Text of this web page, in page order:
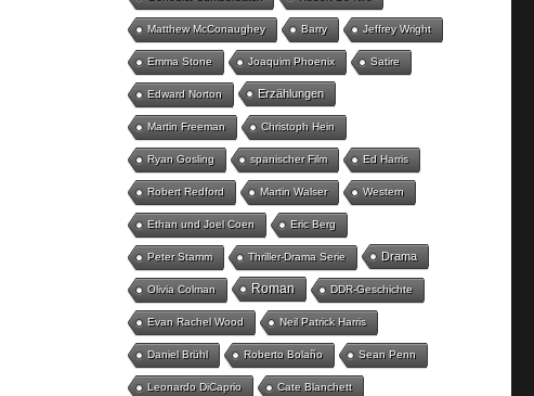
Matthew McConaughey Barry Jeffrey Wright
Emma Stone Joaquim Phoenix Satire
Edward Norton Erzählungen
Martin Freeman Christoph Hein
Ryan Gosling spanischer Film Ed Harris
Robert Redford Martin Walser Western
Ethan und Joel Coen Eric Berg
Peter Stamm Thriller-Drama Serie Drama
Olivia Colman Roman DDR-Geschichte
Evan Rachel Wood Neil Patrick Harris
Daniel Brühl Roberto Bolaño Sean Penn
Leonardo DiCaprio Cate Blanchett